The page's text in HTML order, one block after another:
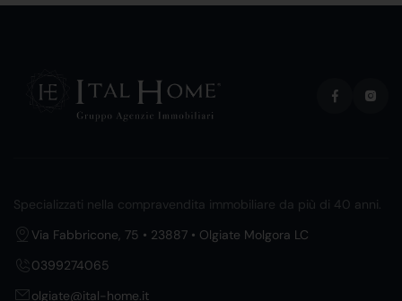
Specializzati nella compravendita immobiliare da più di 40 anni.
Via Fabbricone, 75 • 23887 • Olgiate Molgora LC
0399274065
olgiate@ital-home.it